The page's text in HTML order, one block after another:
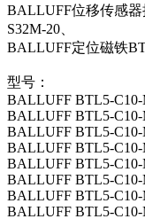
BALLUFF位移传感器
S32M-20、
BALLUFF定位磁铁
型号：
BALLUFF BTL5-C10-
BALLUFF BTL5-C10-
BALLUFF BTL5-C10-
BALLUFF BTL5-C10-
BALLUFF BTL5-
BALLUFF BTL5-
BALLUFF BTL5-
BALLUFF BTL5-C10-